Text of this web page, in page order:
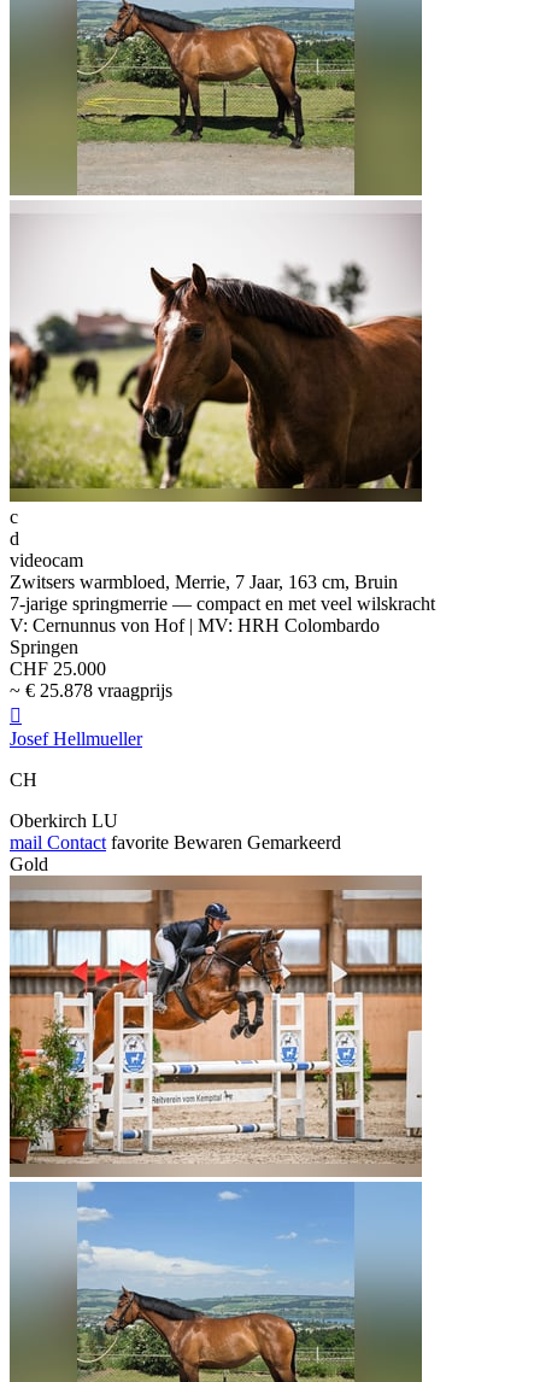
c
d
videocam
Zwitsers warmbloed, Merrie, 7 Jaar, 163 cm, Bruin
7-jarige springmerrie — compact en met veel wilskracht
V: Cernunnus von Hof | MV: HRH Colombardo
Springen
CHF 25.000
~ € 25.878 vraagprijs

Josef Hellmueller
CH
Oberkirch LU
mail Contact favorite Bewaren Gemarkeerd
Gold